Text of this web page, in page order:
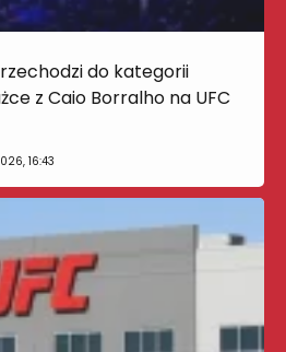
do kategorii
z Caio Borralho na UFC
16:43